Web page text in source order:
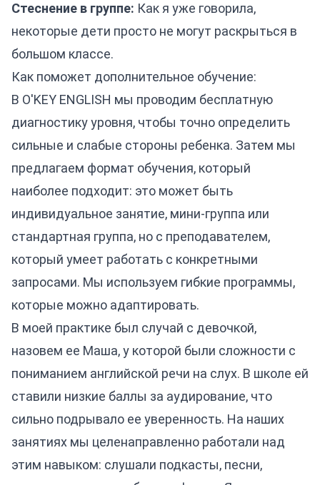
Стеснение в группе: Как я уже говорила,
некоторые дети просто не могут раскрыться в
большом классе.
Как поможет дополнительное обучение:
В O'KEY ENGLISH мы проводим бесплатную
диагностику уровня, чтобы точно определить
сильные и слабые стороны ребенка. Затем мы
предлагаем формат обучения, который
наиболее подходит: это может быть
индивидуальное занятие, мини-группа или
стандартная группа, но с преподавателем,
который умеет работать с конкретными
запросами. Мы используем гибкие программы,
которые можно адаптировать.
В моей практике был случай с девочкой,
назовем ее Маша, у которой были сложности с
пониманием английской речи на слух. В школе ей
ставили низкие баллы за аудирование, что
сильно подрывало ее уверенность. На наших
занятиях мы целенаправленно работали над
этим навыком: слушали подкасты, песни,